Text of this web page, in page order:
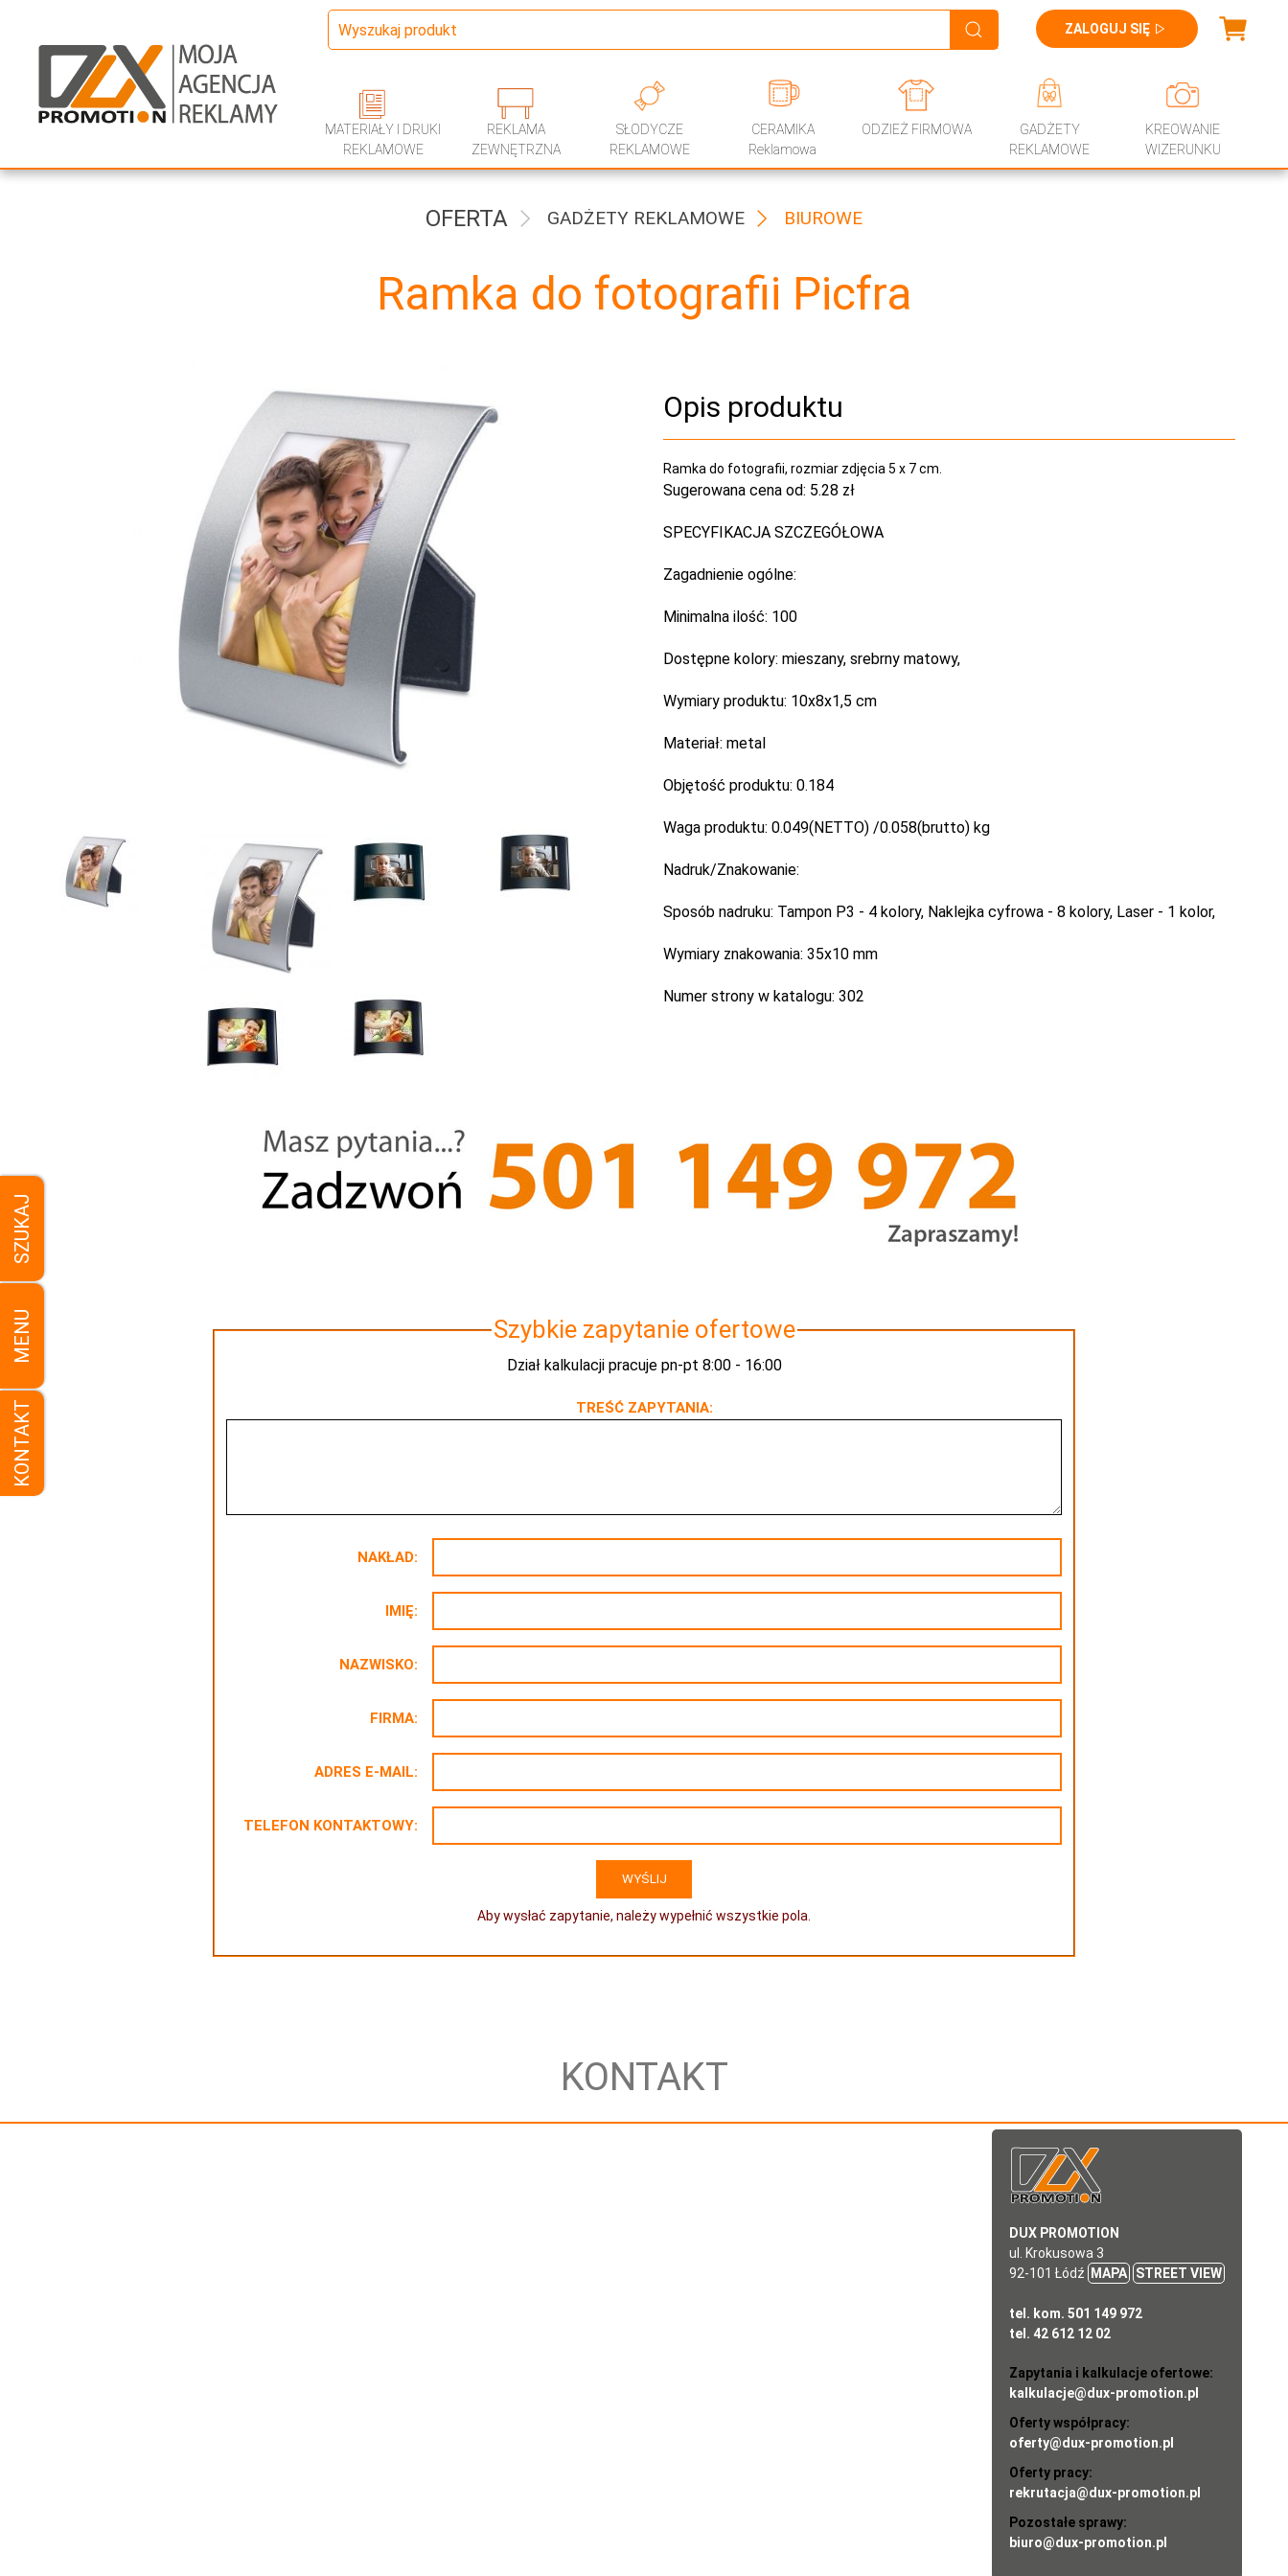
ZALOGUJ SIĘ
MATERIAŁY I DRUKI
REKLAMOWE
REKLAMA
ZEWNĘTRZNA
SŁODYCZE
REKLAMOWE
CERAMIKA
Reklamowa
ODZIEŻ FIRMOWA
GADŻETY
REKLAMOWE
KREOWANIE
WIZERUNKU
SZUKAJ
MENU
KONTAKT
OFERTA GADŻETY REKLAMOWE BIUROWE
Ramka do fotografii Picfra
Opis produktu
Ramka do fotografii, rozmiar zdjęcia 5 x 7 cm.
Sugerowana cena od: 5.28 zł
SPECYFIKACJA SZCZEGÓŁOWA
Zagadnienie ogólne:
Minimalna ilość: 100
Dostępne kolory: mieszany, srebrny matowy,
Wymiary produktu: 10x8x1,5 cm
Materiał: metal
Objętość produktu: 0.184
Waga produktu: 0.049(NETTO) /0.058(brutto) kg
Nadruk/Znakowanie:
Sposób nadruku: Tampon P3 - 4 kolory, Naklejka cyfrowa - 8 kolory, Laser - 1 kolor,
Wymiary znakowania: 35x10 mm
Numer strony w katalogu: 302
Szybkie zapytanie ofertowe
Dział kalkulacji pracuje pn-pt 8:00 - 16:00
TREŚĆ ZAPYTANIA:
NAKŁAD:
IMIĘ:
NAZWISKO:
FIRMA:
ADRES E-MAIL:
TELEFON KONTAKTOWY:
Aby wysłać zapytanie, należy wypełnić wszystkie pola.
KONTAKT
DUX PROMOTION
ul. Krokusowa 3
92-101 Łódź
MAPA STREET VIEW
tel. kom. 501 149 972
tel. 42 612 12 02
Zapytania i kalkulacje ofertowe:
kalkulacje@dux-promotion.pl
Oferty współpracy:
oferty@dux-promotion.pl
Oferty pracy:
rekrutacja@dux-promotion.pl
Pozostałe sprawy:
biuro@dux-promotion.pl